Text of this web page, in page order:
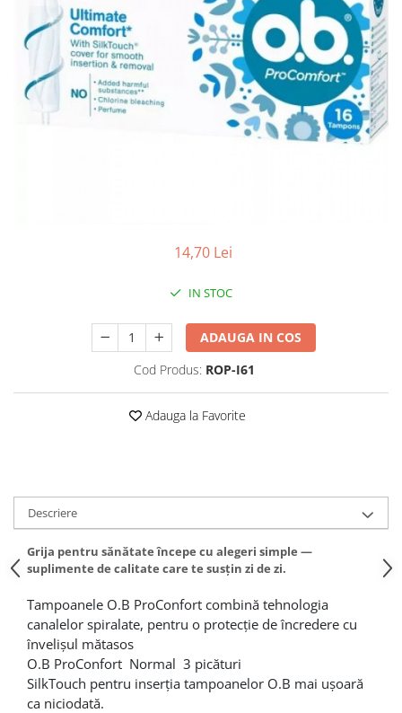
Antioxidanti
Altele-Suplimente alimentare
14,70 Lei
IN STOC
ADAUGA IN COS
Cod Produs: ROP-I61
Adauga la Favorite
Descriere
Grija pentru sănătate începe cu alegeri simple —
suplimente de calitate care te susțin zi de zi.
Tampoanele O.B ProConfort combină tehnologia
canalelor spiralate, pentru o protecție de încredere cu
învelișul mătasos
O.B ProConfort Normal 3 picături
SilkTouch pentru inserția tampoanelor O.B mai ușoară
ca niciodată.